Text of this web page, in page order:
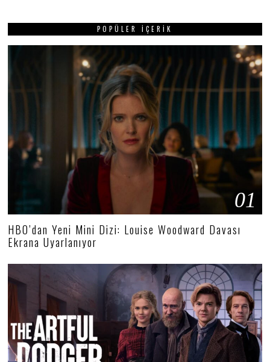
POPÜLER İÇERIK
01
HBO’dan Yeni Mini Dizi: Louise Woodward Davası
Ekrana Uyarlanıyor